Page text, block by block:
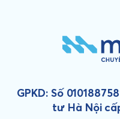
GPKD: Số
tư Hà Nội